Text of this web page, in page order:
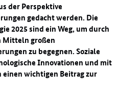
der Perspektive
gedacht werden. Die
2025 sind ein Weg, um durch
Mitteln großen
zu begegnen. Soziale
Innovationen und mit
wichtigen Beitrag zur